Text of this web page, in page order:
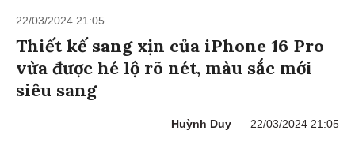
22/03/2024 21:05
Thiết kế sang xịn của iPhone 16 Pro
vừa được hé lộ rõ nét, màu sắc mới
siêu sang
Huỳnh Duy 22/03/2024 21:05